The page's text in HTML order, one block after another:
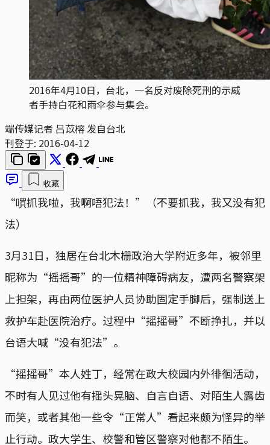
2016年4月10日，台北，一名反对废除死刑的示威
者手持白花和雨伞参与集会。
端传媒记者 吕苡榕 发自台北
刊登于: 2016-04-12
收藏
“嘪抓我啦，我啊唔犯法！”（不要抓我，我又没有犯
法）
3月31日，独居在台北木栅政治大学附近多年，被邻里
昵称为“摇摇哥”的一位精神障碍病友，遭两名警察架
上担架，再由两位医护人员协助固定手脚后，强制送上
救护车赴医院治疗。过程中“摇摇哥”不断挣扎，并以
台语大喊“没有犯法”。
“摇摇哥”本人姓丁，经常在政大校园内外徘徊活动，
不时有人见过他有摇头晃脑、自言自语、对陌生人露齿
而笑，或者其他一些令“正常人”看起来颇为怪异的举
止行动。政大学生、校警和管区警察对他都不陌生。